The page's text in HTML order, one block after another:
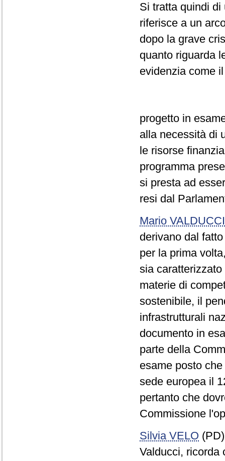
Si tratta quindi
riferisce a un
dopo la grave
quanto riguarda
evidenzia come il
progetto in
alla necessità di
le risorse
programma
si presta ad
resi dal
Mario VALDUCCI
derivano dal
per la prima
sia
materie di
sostenibile, il
infrastrutturali
documento in
parte della
esame posto
sede europea il
pertanto che
Commissione
Silvia VELO
Valducci, ricorda